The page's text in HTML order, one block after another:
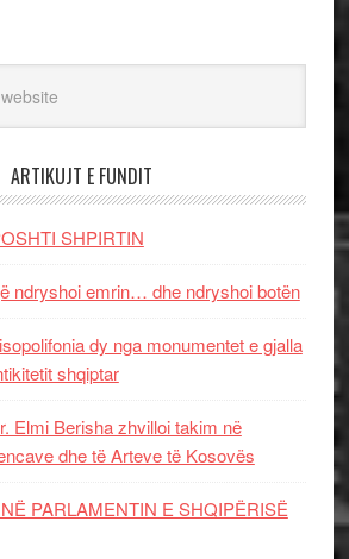
ARTIKUJT E FUNDIT
SHPIRTIN
ndryshoi emrin… dhe ndryshoi botën
dy nga monumentet e gjalla
shqiptar
Elmi Berisha zhvilloi takim në
dhe të Arteve të Kosovës
PARLAMENTIN E SHQIPËRISË